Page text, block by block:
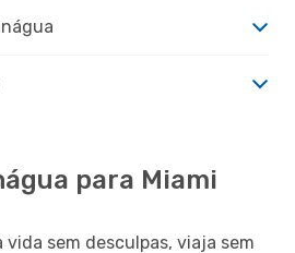
para Miami
vida sem desculpas, viaja sem